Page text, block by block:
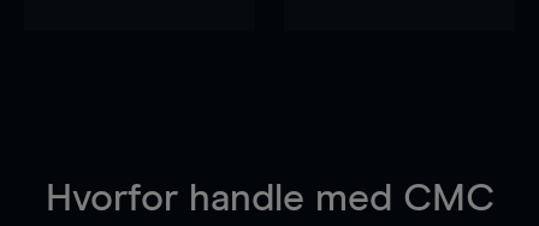
Hvorfor handle med CMC